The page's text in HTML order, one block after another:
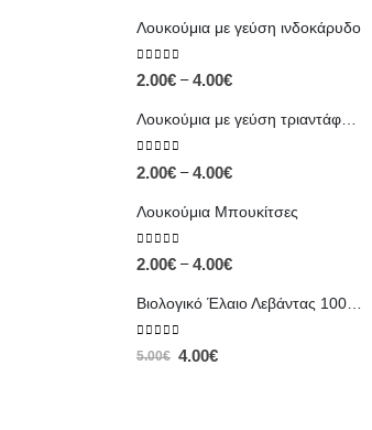
Λουκούμια με γεύση ινδοκάρυδο
0out of 5
2.00€ – 4.00€
Λουκούμια με γεύση τριαντάφυλλο
0 out of 5
2.00€ – 4.00€
Λουκούμια Μπουκίτσες
0 out of 5
2.00€ – 4.00€
out of 5
5.00€ 4.00€